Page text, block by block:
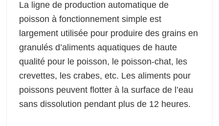
La ligne de production automatique de
poisson à fonctionnement simple est
largement utilisée pour produire des grains en
granulés d’aliments aquatiques de haute
qualité pour le poisson, le poisson-chat, les
crevettes, les crabes, etc. Les aliments pour
poissons peuvent flotter à la surface de l’eau
sans dissolution pendant plus de 12 heures.